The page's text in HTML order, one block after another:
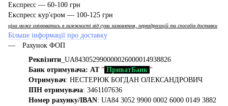
Експресс — 60-100 грн
Експресс кур'єром — 100-125 грн
ціна може змінюватись в залежності від суми замовлення, переадресацій та способів доставки
Більше інформації про доставку
Рахунок ФОП
Реквізити _UA843052990000026000014938826
Банк отримувача: АТ" ПриватБанк "
Отримувач: НЕСТЕРЮК БОГДАН ОЛЕКСАНДРОВИЧ
ІПН отримувача: 3461107636
Номер рахунку/IBAN: UA84 3052 9900 0002 6000 0149 3882